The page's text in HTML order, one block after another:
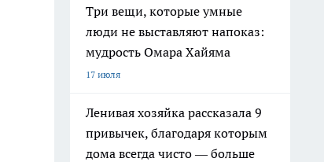
Три вещи, которые умные
люди не выставляют напоказ:
мудрость Омара Хайяма
17 июля
Ленивая хозяйка рассказала 9
привычек, благодаря которым
дома всегда чисто — больше